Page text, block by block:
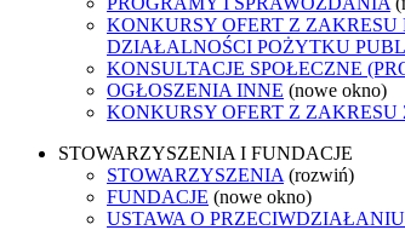
KONKURSY OFERT Z
DZIAŁALNOŚCI POŻYTKU
KONSULTACJE SPOŁECZNE
OGŁOSZENIA INNE (nowe okno)
KONKURSY OFERT Z
STOWARZYSZENIA I FUNDACJE
STOWARZYSZENIA (rozwiń)
FUNDACJE (nowe okno)
USTAWA O